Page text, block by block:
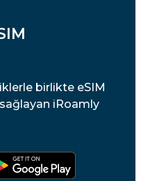
birlikte eSIM
iRoamly